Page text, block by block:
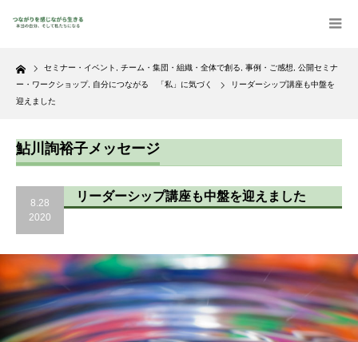
Home セミナー・イベント チーム・集団・組織・全体で創る 事例・ご感想
公開セミナ
ー・ワークショップ, 自分につながる 「私」に気づく
リーダーシップ講座も中盤を
迎えました
鮎川詢裕子メッセージ
8.28
2020
リーダーシップ講座も中盤を迎えました